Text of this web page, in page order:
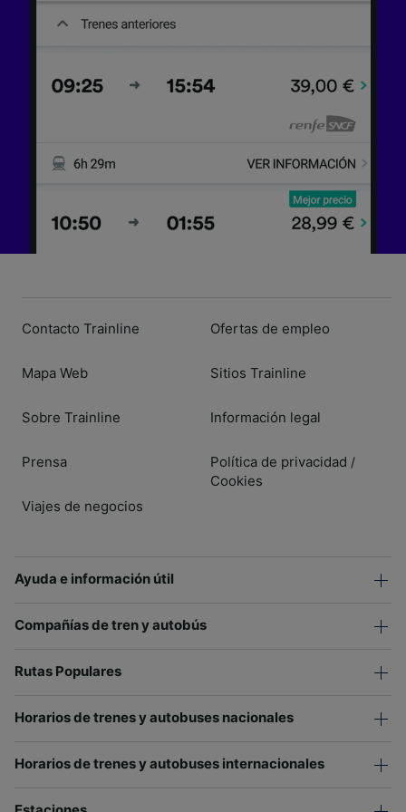
Contacto Trainline
Mapa Web
Sobre Trainline
Prensa
Viajes de negocios
Ofertas de empleo
Sitios Trainline
Información legal
Política de privacidad /
Cookies
Ayuda e información útil
Compañías de tren y autobús
Rutas Populares
Horarios de trenes y autobuses nacionales
Horarios de trenes y autobuses internacionales
contenido personalizados, medición de
Lista de asociados (proveedores)